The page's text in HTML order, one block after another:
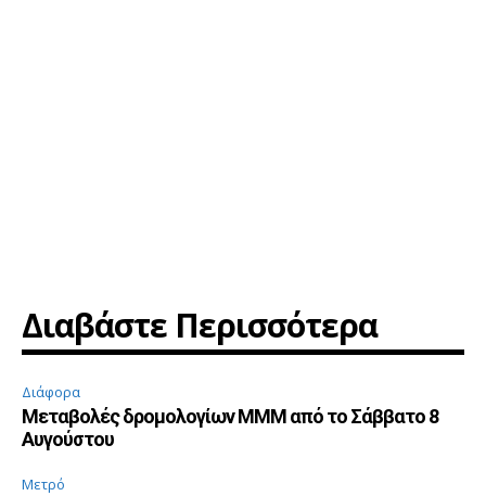
Διαβάστε Περισσότερα
Διάφορα
Μεταβολές δρομολογίων ΜΜΜ από το Σάββατο 8
Αυγούστου
Μετρό